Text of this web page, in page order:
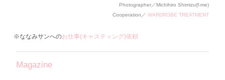
Photographer／Michihiro Shimizu(f-me)
Cooperation／ WARDROBE TREATMENT
※ななみサンへのお仕事(キャスティング)依頼
Magazine